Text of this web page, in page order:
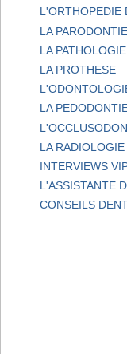
L'ORTHOPEDIE
LA
LA
LA PROTHESE
LA
LA RADIOLOGIE
INTERVIEWS
L'ASSISTANTE
CONSEILS